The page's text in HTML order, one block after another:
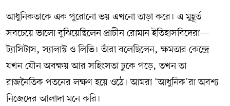
আধুনিকতাকে এক পুরোনো ভয় এখনো তাড়া করে। এ মুহূর্ত
সবচেয়ে ভালো বুঝিয়েছিলেন প্রাচীন রোমান ইতিহাসবিদেরা—
ট্যাসিটাস, স্যালাস্ট ও লিভি। তাঁরা বলেছিলেন, ক্ষমতার কেন্দ্রে
যখন যৌন অবক্ষয় আর সহিংসতা ঢুকে পড়ে, তখন তা
রাজনৈতিক পতনের লক্ষণ হয়ে ওঠে। আমরা ‘আধুনিক’রা অবশ্য
নিজেদের আলাদা মনে করি।